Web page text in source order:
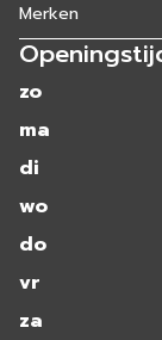
Merken
zo
ma
di
wo
do
vr
za